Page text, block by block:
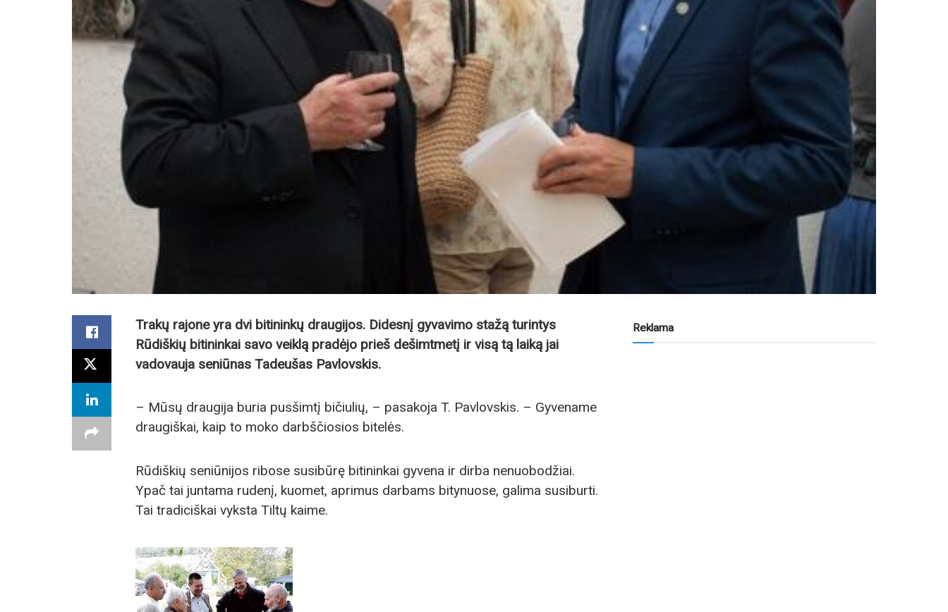
Trakų rajone yra dvi bitininkų draugijos. Didesnį gyvavimo stažą turintys
Rūdiškių bitininkai savo veiklą pradėjo prieš dešimtmetį ir visą tą laiką jai
vadovauja seniūnas Tadeušas Pavlovskis.
– Mūsų draugija buria pusšimtį bičiulių, – pasakoja T. Pavlovskis. – Gyvename
draugiškai, kaip to moko darbščiosios bitelės.
Rūdiškių seniūnijos ribose susibūrę bitininkai gyvena ir dirba nenuobodžiai.
Ypač tai juntama rudenį, kuomet, aprimus darbams bitynuose, galima susiburti.
Tai tradiciškai vyksta Tiltų kaime.
Reklama